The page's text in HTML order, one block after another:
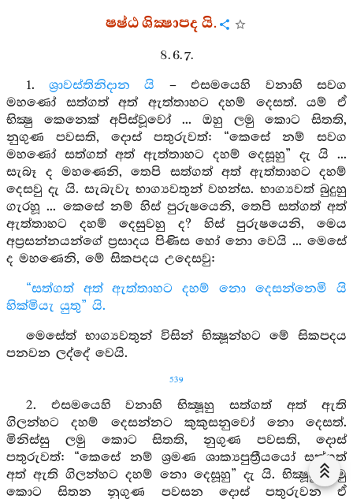
ෂෂ්ඨ ශික්‍ෂාපද යි.
8. 6. 7.
1.ශ්‍රාවස්තිනිදාන යි – එසමයෙහි වනාහි සවග
මහණෝ සත්ගත් අත් ඇත්තාහට දහම් දෙසත්. යම් ඒ
භික්‍ෂු කෙනෙක් අපිස්වූවෝ ... ඔහු ලමු කොට සිතති,
නුගුණ පවසති, දොස් පතුරුවත්: “කෙසේ නම් සවග
මහණෝ සත්ගත් අත් ඇත්තාහට දහම් දෙසූහු” දැ යි ...
සැබෑ ද මහණෙනි, තෙපි සත්ගත් අත් ඇත්තාහට දහම්
දෙසවු දැ යි. සැබැවැ භාග්‍යවතුන් වහන්ස. භාග්‍යවත් බුදුහු
ගැරහූ ... කෙසේ නම් හිස් පුරුෂයෙනි, තෙපි සත්ගත් අත්
ඇත්තාහට දහම් දෙසුවහු ද? හිස් පුරුෂයෙනි, මෙය
අප්‍රසන්නයන්ගේ ප්‍රසාදය පිණිස හෝ නො වෙයි ... මෙසේ
ද මහණෙනි, මේ සිකපදය උදෙසවු:
“සත්ගත් අත් ඇත්තාහට දහම් නො දෙසන්නෙමි යි
හික්මියැ යුතු” යි.
මෙසේත් භාග්‍යවතුන් විසින් භික්‍ෂූන්හට මේ සිකපදය
පනවන ලද්දේ වෙයි.
539
2. එසමයෙහි වනාහි භික්‍ෂූහු සත්ගත් අත් ඇති
ගිලන්හට දහම් දෙසන්නට කුකුසනුවෝ නො දෙසත්.
මිනිස්සු ලමු කොට සිතති, නුගුණ පවසති, දොස්
පතුරුවත්: “කෙසේ නම් ශ්‍රමණ ශාක්‍යපුත්‍රීයයෝ සත්ගත්
අත් ඇති ගිලන්හට දහම් නො දෙසූහු” දැ යි. භික්‍ෂූහු ලමු
කොට සිතන නුගුණ පවසන දොස් පතුරුවන ඒ